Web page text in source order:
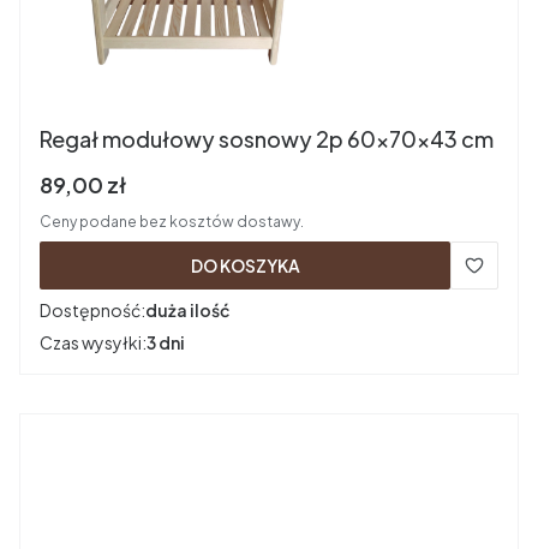
Regał modułowy sosnowy 2p 60x70x43 cm
Cena brutto
89,00 zł
Ceny podane bez kosztów dostawy.
DO KOSZYKA
Dostępność:duża ilość
Czas wysyłki:3 dni